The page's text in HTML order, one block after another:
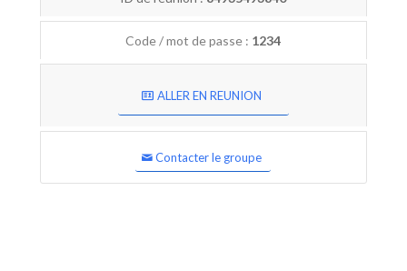
Code / mot de passe : 1234
ALLER EN REUNION
Contacter le groupe